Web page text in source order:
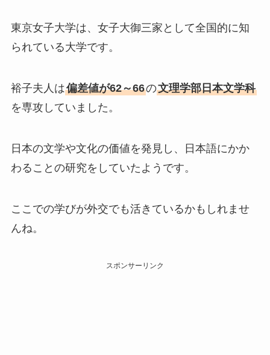
東京女子大学は、女子大御三家として全国的に知
られている大学です。
裕子夫人は偏差値が62～66の文理学部日本文学科
を専攻していました。
日本の文学や文化の価値を発見し、日本語にかか
わることの研究をしていたようです。
ここでの学びが外交でも活きているかもしれませ
んね。
スポンサーリンク